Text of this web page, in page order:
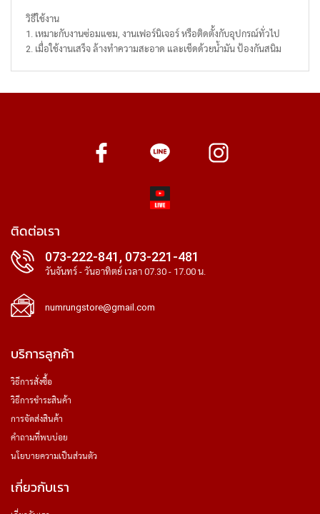
วิธีใช้งาน
1. เหมาะกับงานซ่อมแซม, งานเฟอร์นิเจอร์ หรือติดตั้งกับอุปกรณ์ทั่วไป
2. เมื่อใช้งานเสร็จ ล้างทำความสะอาด และเช็ดด้วยน้ำมัน ป้องกันสนิม
ติดต่อเรา
073-222-841, 073-221-481
วันจันทร์ - วันอาทิตย์ เวลา 07.30 - 17.00 น.
numrungstore@gmail.com
บริการลูกค้า
วิธีการสั่งซื้อ
วิธีการชำระสินค้า
การจัดส่งสินค้า
คำถามที่พบบ่อย
นโยบายความเป็นส่วนตัว
เกี่ยวกับเรา